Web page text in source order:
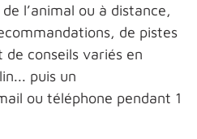
l’animal ou à distance,
de pistes
conseils variés en
puis un
ou téléphone pendant 1